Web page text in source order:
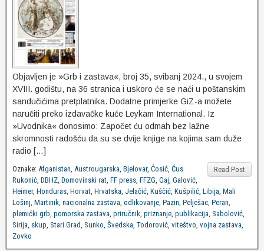
Objavljen je »Grb i zastava«, broj 35, svibanj 2024., u svojem
XVIII. godištu, na 36 stranica i uskoro će se naći u poštanskim
sandučićima pretplatnika. Dodatne primjerke GiZ-a možete
naručiti preko izdavačke kuće Leykam International. Iz
»Uvodnika« donosimo: Započet ću odmah bez lažne
skromnosti radošću da su se dvije knjige na kojima sam duže
radio […]
Read Post
Oznake: Afganistan, Austrougarska, Bjelovar, Ćosić, Ćus
Rukonić, DBHZ, Domovinski rat, FF press, FFZG, Gaj, Galović,
Heimer, Honduras, Horvat, Hrvatska, Jelačić, Kuščić, Kušpilić, Libija, Mali
Lošinj, Martinik, nacionalna zastava, odlikovanje, Pazin, Pelješac, Peran,
plemićki grb, pomorska zastava, priručnik, priznanje, publikacija, Sabolović,
Sirija, skup, Stari Grad, Sunko, Švedska, Todorović, viteštvo, vojna zastava,
Zovko